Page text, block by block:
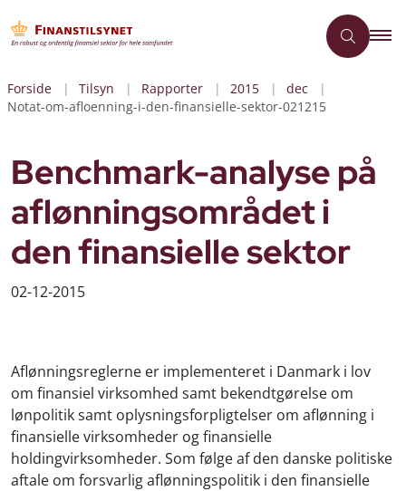
Forside Tilsyn Rapporter 2015
dec
Notat-om-afloenning-i-den-finansielle-sektor-021215
Benchmark-analyse på
aflønningsområdet i
den finansielle sektor
02-12-2015
Aflønningsreglerne er implementeret i Danmark i lov
om finansiel virksomhed samt bekendtgørelse om
lønpolitik samt oplysningsforpligtelser om aflønning i
finansielle virksomheder og finansielle
holdingvirksomheder. Som følge af den danske politiske
aftale om forsvarlig aflønningspolitik i den finansielle